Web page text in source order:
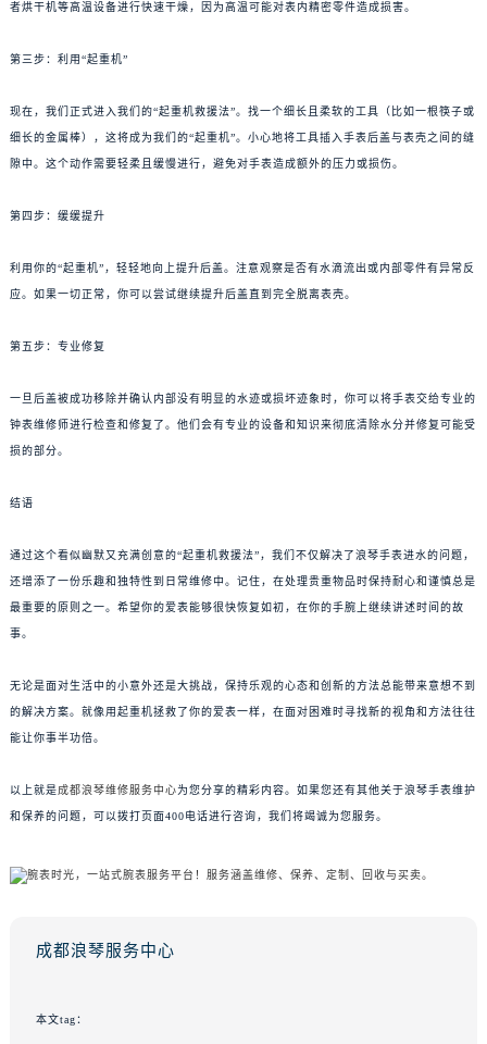
者烘干机等高温设备进行快速干燥，因为高温可能对表内精密零件造成损害。
第三步：利用“起重机”
现在，我们正式进入我们的“起重机救援法”。找一个细长且柔软的工具（比如一根筷子或
细长的金属棒），这将成为我们的“起重机”。小心地将工具插入手表后盖与表壳之间的缝
隙中。这个动作需要轻柔且缓慢进行，避免对手表造成额外的压力或损伤。
第四步：缓缓提升
利用你的“起重机”，轻轻地向上提升后盖。注意观察是否有水滴流出或内部零件有异常反
应。如果一切正常，你可以尝试继续提升后盖直到完全脱离表壳。
第五步：专业修复
一旦后盖被成功移除并确认内部没有明显的水迹或损坏迹象时，你可以将手表交给专业的
钟表维修师进行检查和修复了。他们会有专业的设备和知识来彻底清除水分并修复可能受
损的部分。
结语
通过这个看似幽默又充满创意的“起重机救援法”，我们不仅解决了浪琴手表进水的问题，
还增添了一份乐趣和独特性到日常维修中。记住，在处理贵重物品时保持耐心和谨慎总是
最重要的原则之一。希望你的爱表能够很快恢复如初，在你的手腕上继续讲述时间的故
事。
无论是面对生活中的小意外还是大挑战，保持乐观的心态和创新的方法总能带来意想不到
的解决方案。就像用起重机拯救了你的爱表一样，在面对困难时寻找新的视角和方法往往
能让你事半功倍。
以上就是成都浪琴维修服务中心为您分享的精彩内容。如果您还有其他关于浪琴手表维护
和保养的问题，可以拨打页面400电话进行咨询，我们将竭诚为您服务。
成都浪琴服务中心
本文tag：